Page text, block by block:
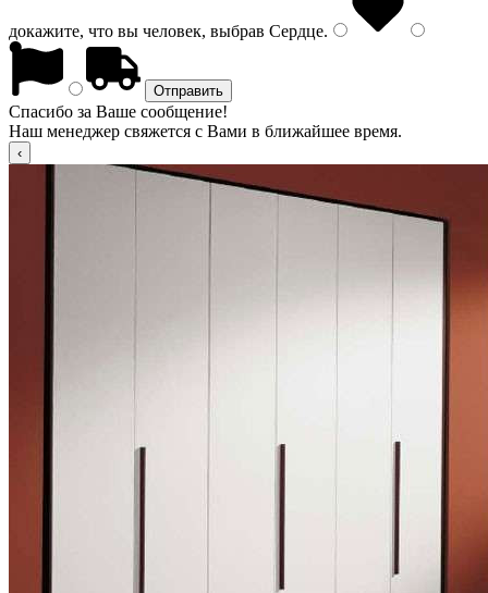
докажите, что вы человек, выбрав Сердце.
Спасибо за Ваше сообщение!
Наш менеджер свяжется с Вами в ближайшее время.